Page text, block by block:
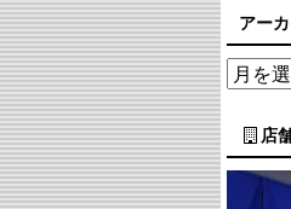
アー
店